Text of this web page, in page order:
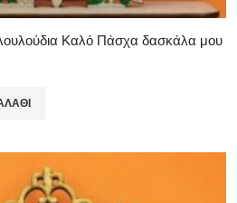
Καλό Πάσχα δασκάλα μου